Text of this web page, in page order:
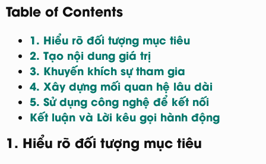
Table of Contents
1. Hiểu rõ đối tượng mục tiêu
2. Tạo nội dung giá trị
3. Khuyến khích sự tham gia
4. Xây dựng mối quan hệ lâu dài
5. Sử dụng công nghệ để kết nối
Kết luận và Lời kêu gọi hành động
1. Hiểu rõ đối tượng mục tiêu